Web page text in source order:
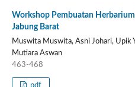
Workshop Pembuatan
Jabung Barat
Muswita Muswita, Asni Johari, Upik
Mutiara Aswan
463-468
pdf